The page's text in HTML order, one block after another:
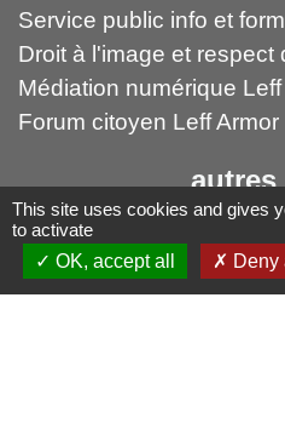
Service public info et
Droit à l'image et respect
Médiation numérique
Forum citoyen Leff Armor
autres
France Services
This site uses cookies and gives
to activate
OK, accept all
Deny